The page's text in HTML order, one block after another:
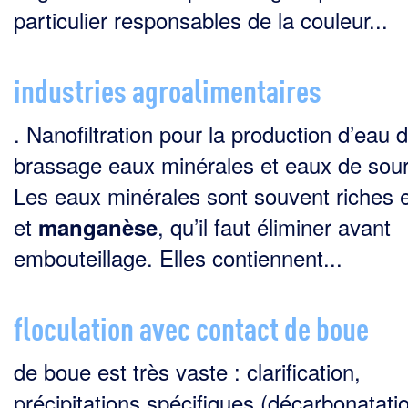
particulier responsables de la couleur...
industries agroalimentaires
. Nanofiltration pour la production d’eau
brassage eaux minérales et eaux de
Les eaux minérales sont souvent riches
et manganèse, qu’il faut éliminer avant
embouteillage. Elles contiennent...
floculation avec contact de boue
de boue est très vaste : clarification,